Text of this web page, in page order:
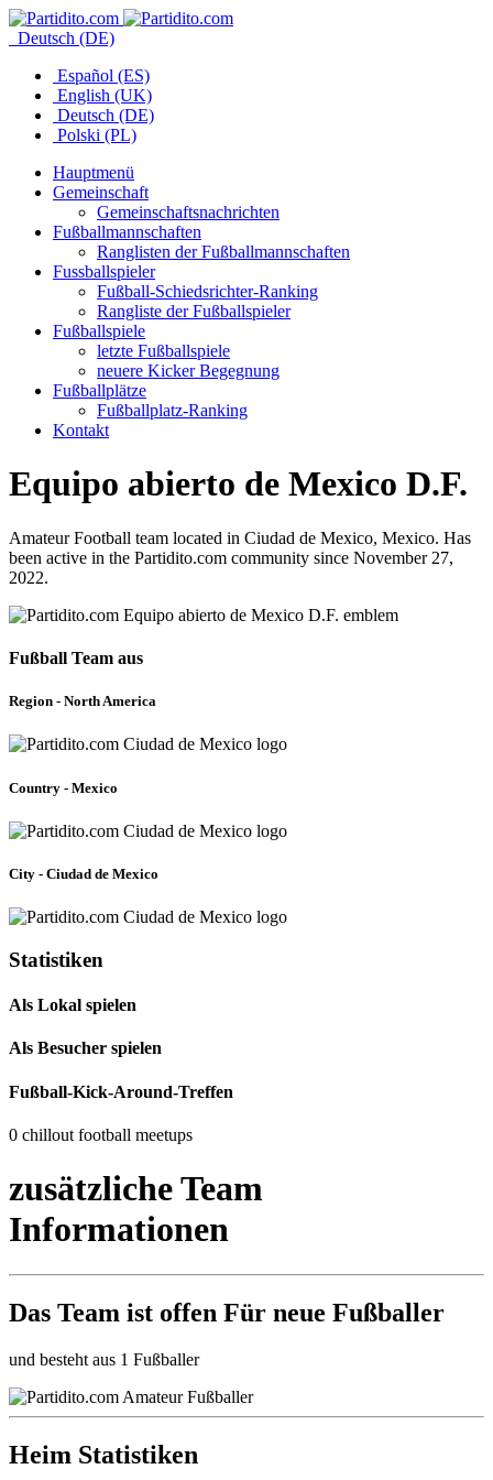
Deutsch (DE)
Español (ES)
English (UK)
Deutsch (DE)
Polski (PL)
Hauptmenü
Gemeinschaft
Gemeinschaftsnachrichten
Fußballmannschaften
Ranglisten der Fußballmannschaften
Fussballspieler
Fußball-Schiedsrichter-Ranking
Rangliste der Fußballspieler
Fußballspiele
letzte Fußballspiele
neuere Kicker Begegnung
Fußballplätze
Fußballplatz-Ranking
Kontakt
Equipo abierto de Mexico D.F.
Amateur Football team located in Ciudad de Mexico, Mexico. Has
been active in the Partidito.com community since November 27,
2022.
Fußball Team aus
Region - North America
Country - Mexico
City - Ciudad de Mexico
Statistiken
Als Lokal spielen
Als Besucher spielen
Fußball-Kick-Around-Treffen
0 chillout football meetups
zusätzliche Team
Informationen
Das Team ist offen Für neue Fußballer
und besteht aus 1 Fußballer
Heim Statistiken